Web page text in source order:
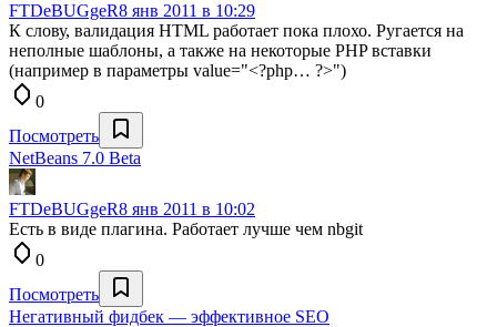
FTDeBUGgeR8 янв 2011 в 10:29
К слову, валидация HTML работает пока плохо. Ругается на
неполные шаблоны, а также на некоторые PHP вставки
(например в параметры value="<?php… ?>")
0
Посмотреть
NetBeans 7.0 Beta
FTDeBUGgeR8 янв 2011 в 10:02
Есть в виде плагина. Работает лучше чем nbgit
0
Посмотреть
Негативный фидбек — эффективное SEO